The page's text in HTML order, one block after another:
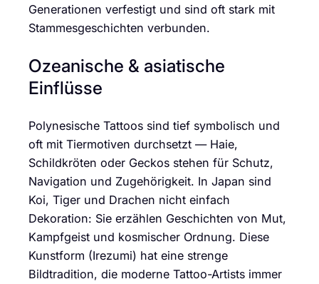
Generationen verfestigt und sind oft stark mit
Stammesgeschichten verbunden.
Ozeanische & asiatische
Einflüsse
Polynesische Tattoos sind tief symbolisch und
oft mit Tiermotiven durchsetzt — Haie,
Schildkröten oder Geckos stehen für Schutz,
Navigation und Zugehörigkeit. In Japan sind
Koi, Tiger und Drachen nicht einfach
Dekoration: Sie erzählen Geschichten von Mut,
Kampfgeist und kosmischer Ordnung. Diese
Kunstform (Irezumi) hat eine strenge
Bildtradition, die moderne Tattoo-Artists immer